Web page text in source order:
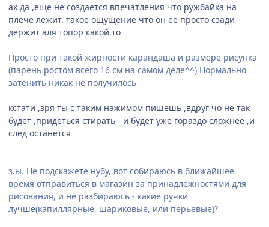
ах да ,еще не создается впечатления что ружбайка на
плече лежит. такое ощущение что он ее просто сзади
держит аля топор какой то
Просто при такой жирности карандаша и размере рисунка
(парень ростом всего 16 см на самом деле^^) Нормально
затенить никак не получилось
кстати ,зря ты с таким нажимом пишешь ,вдруг чо не так
будет ,придеться стирать - и будет уже гораздо сложнее ,и
след останется
з.ы. Не подскажете нубу, вот собираюсь в ближайшее
время отправиться в магазин за принадлежностями для
рисования, и не разбираюсь - какие ручки
лучше(капиллярные, шариковые, или перьевые)?